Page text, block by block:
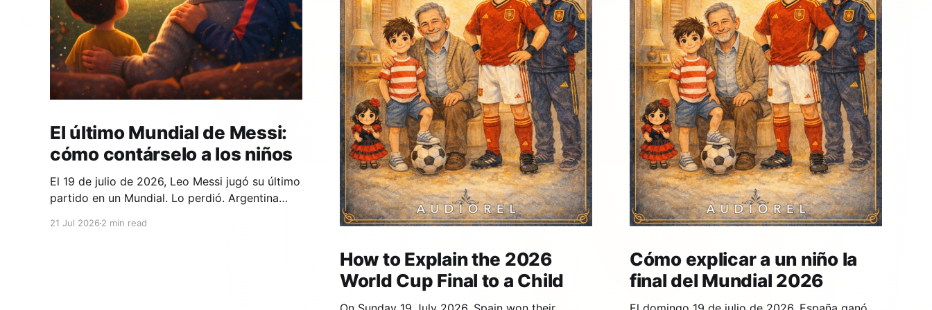
El último Mundial de Messi:
cómo contárselo a los niños
El 19 de julio de 2026, Leo Messi jugó su último
partido en un Mundial. Lo perdió. Argentina
21 Jul 2026 2 min read
How to Explain the 2026
World Cup Final to a Child
Cómo explicar a un niño la
final del Mundial 2026